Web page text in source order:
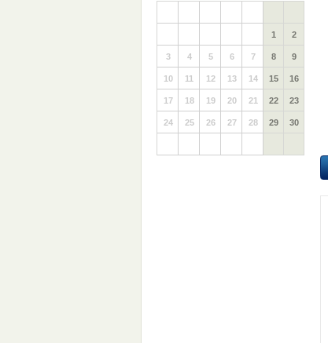
1 2
3 4 5 6 7 8 9
10 11 12 13 14 15 16
17 18 19 20 21 22 23
24 25 26 27 28 29 30